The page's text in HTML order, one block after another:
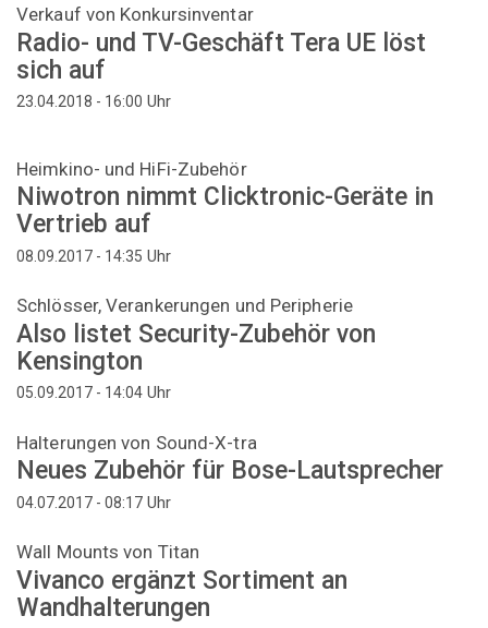
Verkauf von Konkursinventar
Radio- und TV-Geschäft Tera UE löst
sich auf
23.04.2018 - 16:00 Uhr
Heimkino- und HiFi-Zubehör
Niwotron nimmt Clicktronic-Geräte in
Vertrieb auf
08.09.2017 - 14:35 Uhr
Schlösser, Verankerungen und Peripherie
Also listet Security-Zubehör von
Kensington
05.09.2017 - 14:04 Uhr
Halterungen von Sound-X-tra
Neues Zubehör für Bose-Lautsprecher
04.07.2017 - 08:17 Uhr
Wall Mounts von Titan
Vivanco ergänzt Sortiment an
Wandhalterungen